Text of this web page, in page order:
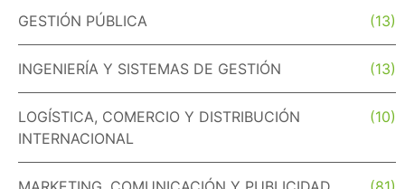
GESTIÓN PÚBLICA (13)
INGENIERÍA Y SISTEMAS DE GESTIÓN (13)
LOGÍSTICA, COMERCIO Y DISTRIBUCIÓN
INTERNACIONAL
(10)